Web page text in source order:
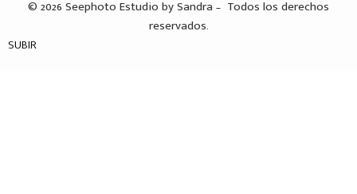
o
i
-
r
© 2026 Seephoto Estudio by Sandra – Todos los derechos
reservados.
SUBIR